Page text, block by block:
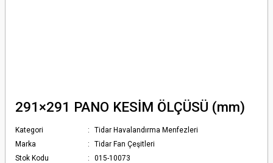
291×291 PANO KESİM ÖLÇÜSÜ (mm)
Kategori
Tidar Havalandırma Menfezleri
Marka
Tidar Fan Çeşitleri
Stok Kodu
015-10073